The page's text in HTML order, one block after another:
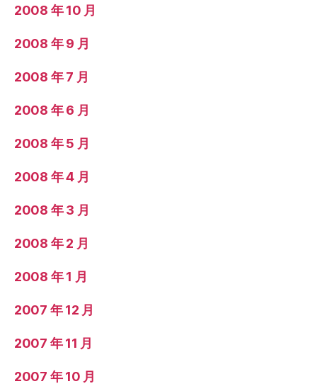
2008 年 10 月
2008 年 9 月
2008 年 7 月
2008 年 6 月
2008 年 5 月
2008 年 4 月
2008 年 3 月
2008 年 2 月
2008 年 1 月
2007 年 12 月
2007 年 11 月
2007 年 10 月